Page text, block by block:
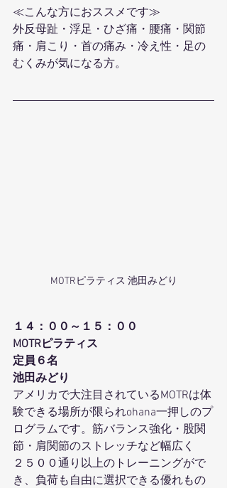
≪こんな方におススメです≫
外反母趾・浮足・ひざ痛・腰痛・関節
痛・肩こり・首の痛み・冷え性・足の
むくみが気になる方。
MOTRピラティス 池田みどり
１４：００～１５：００
MOTRピラティス
定員６名
池田みどり
アメリカで大注目されているMOTRは体
験できる場所が限られohana一押しのプ
ログラムです。筋バランス強化・股関
節・肩関節のストレッチなど幅広く
２５００通り以上のトレーニングがで
き、負荷も自由に選択できる優れもの